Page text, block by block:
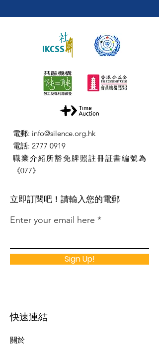
電郵: info@silence.org.hk
電話: 2777 0919
職業介紹所豁免牌照註冊証書編號為
《077》
​立即訂閱吧！請輸入您的電郵
Enter your email here
Sign Up!
快速連結
關於